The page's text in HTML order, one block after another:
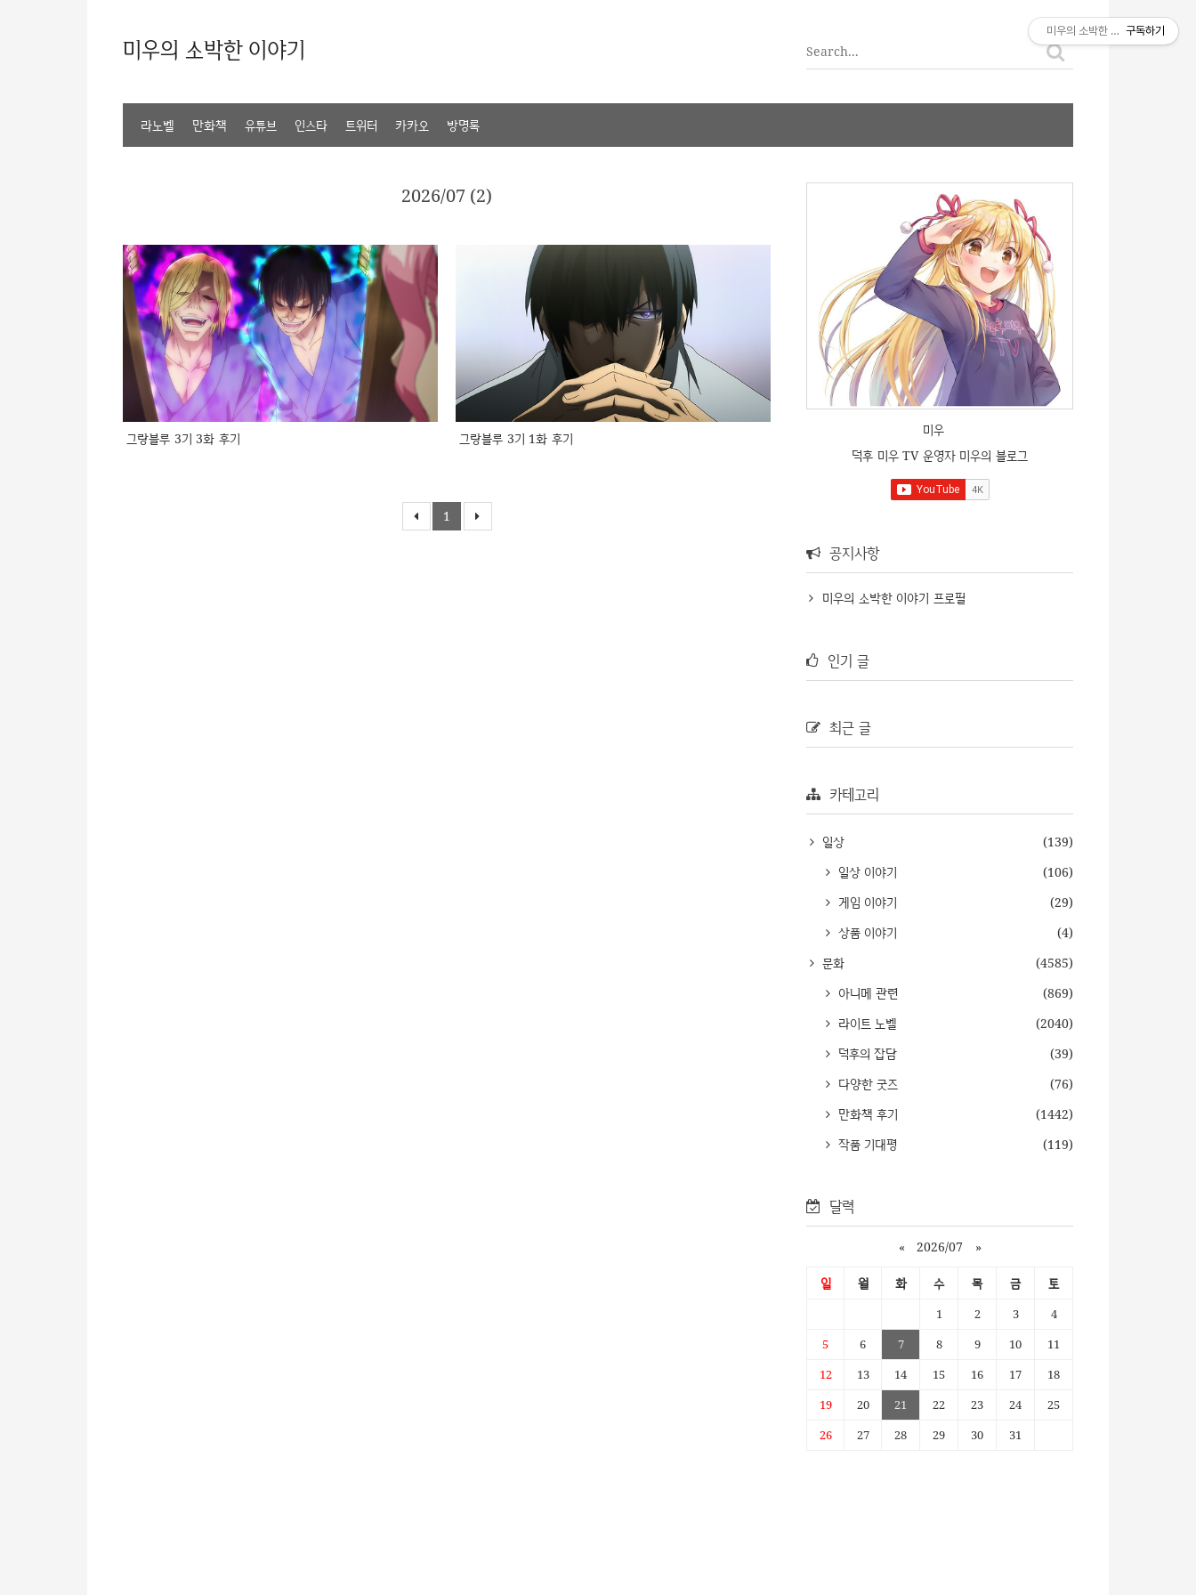
미우의 소박한 이야기
라노벨 만화책 유튜브 인스타 트위터 카카오 방명록
2026/07 (2)
그랑블루 3기 3화 후기 그랑블루 3기 1화 후기
1
미우
덕후 미우 TV 운영자 미우의 블로그
공지사항
미우의 소박한 이야기 프로필
인기 글
최근 글
카테고리
일상
(139)
일상 이야기
(106)
게임 이야기
(29)
상품 이야기
(4)
문화
(4585)
아니메 관련
(869)
라이트 노벨
(2040)
덕후의 잡담
(39)
다양한 굿즈
(76)
만화책 후기
(1442)
작품 기대평
(119)
달력
« 2026/07 »
일 월 화 수 목 금 토
1 2 3
4
5
6 7 8 9 10
11
12
13 14 15 16 17
18
19
20 21 22 23 24
25
26
27 28 29 30 31
미우의 소박한 이야기구독하기